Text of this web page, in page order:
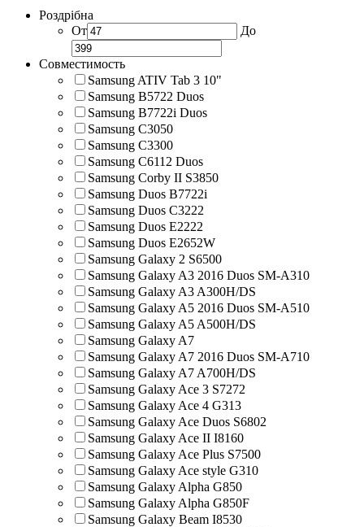
Роздрібна
От
До
Совместимость
Samsung ATIV Tab 3 10"
Samsung B5722 Duos
Samsung B7722i Duos
Samsung C3050
Samsung C3300
Samsung C6112 Duos
Samsung Corby II S3850
Samsung Duos B7722i
Samsung Duos C3222
Samsung Duos E2222
Samsung Duos E2652W
Samsung Galaxy 2 S6500
Samsung Galaxy A3 2016 Duos SM-A310
Samsung Galaxy A3 A300H/DS
Samsung Galaxy A5 2016 Duos SM-A510
Samsung Galaxy A5 A500H/DS
Samsung Galaxy A7
Samsung Galaxy A7 2016 Duos SM-A710
Samsung Galaxy A7 A700H/DS
Samsung Galaxy Ace 3 S7272
Samsung Galaxy Ace 4 G313
Samsung Galaxy Ace Duos S6802
Samsung Galaxy Ace II I8160
Samsung Galaxy Ace Plus S7500
Samsung Galaxy Ace style G310
Samsung Galaxy Alpha G850
Samsung Galaxy Alpha G850F
Samsung Galaxy Beam I8530